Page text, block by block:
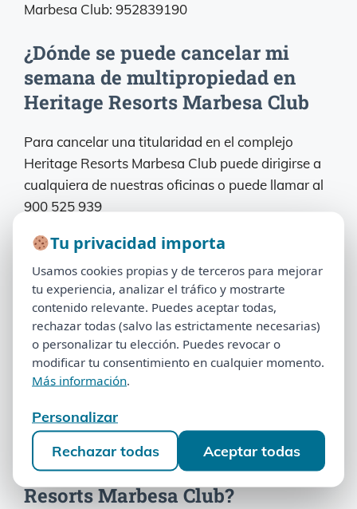
Marbesa Club: 952839190
¿Dónde se puede cancelar mi
semana de multipropiedad en
Heritage Resorts Marbesa Club
Para cancelar una titularidad en el complejo
Heritage Resorts Marbesa Club puede dirigirse a
cualquiera de nuestras oficinas o puede llamar al
900 525 939
¿Es viable la nulidad de
multipropiedad en Heritage
Resorts Marbesa Club?
La nulidad de un contrato de multipropiedad
depende de varios factores. Es necesario un
estudio de su documentación para responder a
¿Puedo dejar de pagar la cuota de
mantenimiento en Heritage
Resorts Marbesa Club?
Tu privacidad importa
Usamos cookies propias y de terceros para mejorar
tu experiencia, analizar el tráfico y mostrarte
contenido relevante. Puedes aceptar todas,
rechazar todas (salvo las estrictamente necesarias)
o personalizar tu elección. Puedes revocar o
modificar tu consentimiento en cualquier momento.
Más información.
Personalizar
Rechazar todas
Aceptar todas
Tu privacidad importa
Usamos cookies propias y de terceros para mejorar
tu experiencia, analizar el tráfico y mostrarte
contenido relevante. Puedes aceptar todas,
rechazar todas (salvo las estrictamente necesarias)
o personalizar tu elección. Puedes revocar o
modificar tu consentimiento en cualquier momento.
Más información
Personalizar
Rechazar todas
Aceptar todas